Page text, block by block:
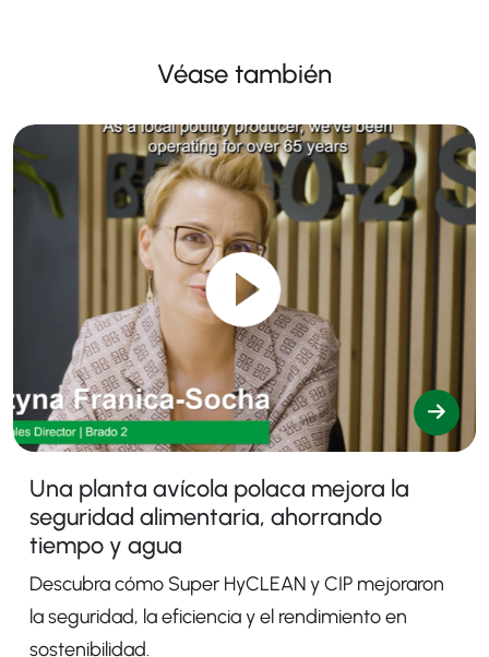
Véase también
Una planta avícola polaca mejora la
seguridad alimentaria, ahorrando
tiempo y agua
Descubra cómo Super HyCLEAN y CIP mejoraron
la seguridad, la eficiencia y el rendimiento en
sostenibilidad.